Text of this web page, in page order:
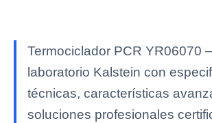
Termociclador PCR YR06070
laboratorio Kalstein con
técnicas, características
soluciones profesionales